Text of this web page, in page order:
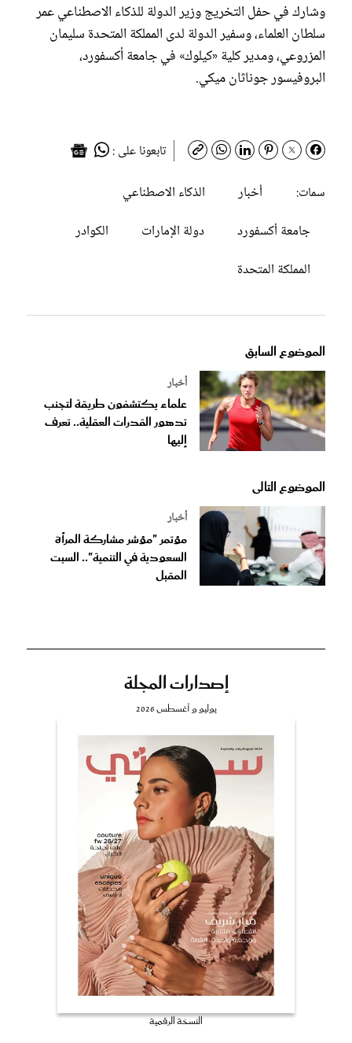
وشارك في حفل التخريج وزير الدولة للذكاء الاصطناعي عمر
سلطان العلماء، وسفير الدولة لدى المملكة المتحدة سليمان
المزروعي، ومدير كلية «كيلوك» في جامعة أكسفورد،
البروفيسور جوناثان ميكي.
تابعونا على :
سمات:
أخبار
الذكاء الاصطناعي
جامعة أكسفورد
دولة الإمارات
الكوادر
المملكة المتحدة
الموضوع السابق
أخبار
علماء يكتشفون طريقة لتجنب
تدهور القدرات العقلية.. تعرف
إليها
الموضوع التالى
أخبار
مؤتمر "مؤشر مشاركة المرأة
السعودية في التنمية".. السبت
المقبل
إصدارات المجلة
يوليو و أغسطس 2026
النسخة الرقمية